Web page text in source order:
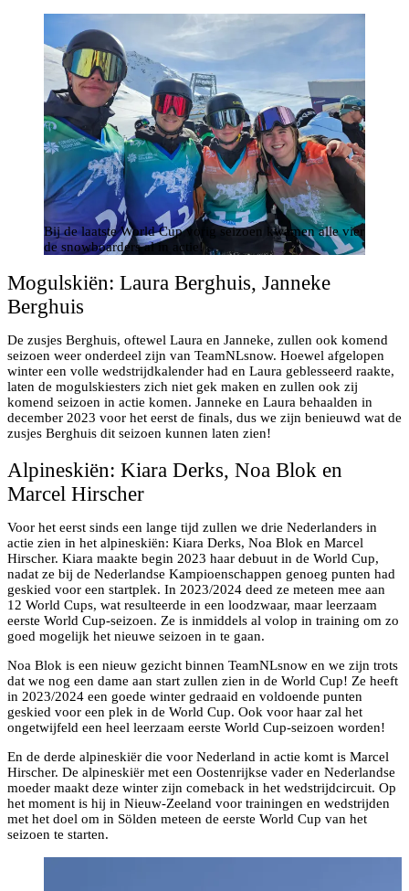
Bij de laatste World Cup vorig seizoen kwamen alle vier
de snowboarders al in actie!
Mogulskiën: Laura Berghuis, Janneke
Berghuis
De zusjes Berghuis, oftewel Laura en Janneke, zullen ook komend
seizoen weer onderdeel zijn van TeamNLsnow. Hoewel afgelopen
winter een volle wedstrijdkalender had en Laura geblesseerd raakte,
laten de mogulskiesters zich niet gek maken en zullen ook zij
komend seizoen in actie komen. Janneke en Laura behaalden in
december 2023 voor het eerst de finals, dus we zijn benieuwd wat de
zusjes Berghuis dit seizoen kunnen laten zien!
Alpineskiën: Kiara Derks, Noa Blok en
Marcel Hirscher
Voor het eerst sinds een lange tijd zullen we drie Nederlanders in
actie zien in het alpineskiën: Kiara Derks, Noa Blok en Marcel
Hirscher. Kiara maakte begin 2023 haar debuut in de World Cup,
nadat ze bij de Nederlandse Kampioenschappen genoeg punten had
geskied voor een startplek. In 2023/2024 deed ze meteen mee aan
12 World Cups, wat resulteerde in een loodzwaar, maar leerzaam
eerste World Cup-seizoen. Ze is inmiddels al volop in training om zo
goed mogelijk het nieuwe seizoen in te gaan.
Noa Blok is een nieuw gezicht binnen TeamNLsnow en we zijn trots
dat we nog een dame aan start zullen zien in de World Cup! Ze heeft
in 2023/2024 een goede winter gedraaid en voldoende punten
geskied voor een plek in de World Cup. Ook voor haar zal het
ongetwijfeld een heel leerzaam eerste World Cup-seizoen worden!
En de derde alpineskiër die voor Nederland in actie komt is Marcel
Hirscher. De alpineskiër met een Oostenrijkse vader en Nederlandse
moeder maakt deze winter zijn comeback in het wedstrijdcircuit. Op
het moment is hij in Nieuw-Zeeland voor trainingen en wedstrijden
met het doel om in Sölden meteen de eerste World Cup van het
seizoen te starten.